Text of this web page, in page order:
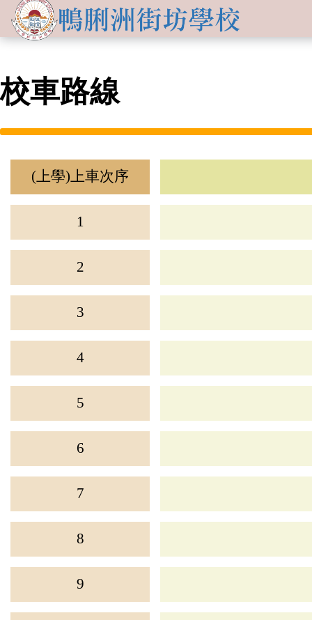
關於
校長的話
行政架構
學校成員
學校設施
家長教師會
品德培育
潛能發展
升中派位
領袖培訓
資訊及活動
傳媒報導
交流活動
活動相集
入學辦法
學習資源
Information for
School Support Summary
支援非華語同學的措施
入學申請
校車路線
(上學)上車次序
1
2
3
4
5
6
7
8
9